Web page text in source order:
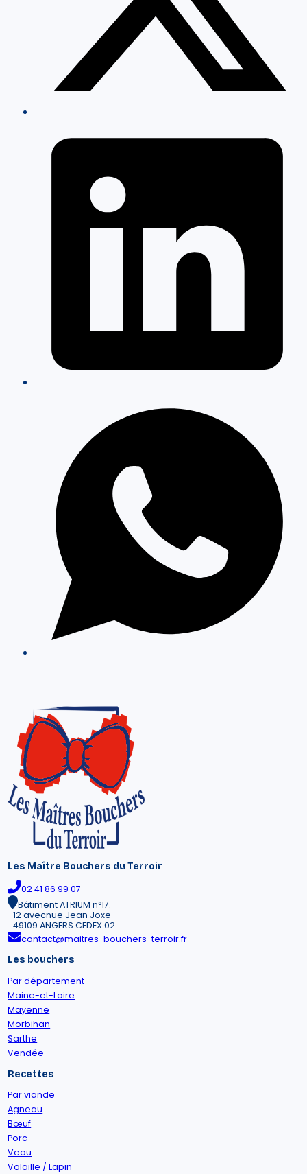
Les Maître Bouchers du Terroir
02 41 86 99 07
Bâtiment ATRIUM n°17.
12 avecnue Jean Joxe
49109 ANGERS CEDEX 02
contact@maitres-bouchers-terroir.fr
Les bouchers
Par département
Maine-et-Loire
Mayenne
Morbihan
Sarthe
Vendée
Recettes
Par viande
Agneau
Bœuf
Porc
Veau
Volaille / Lapin